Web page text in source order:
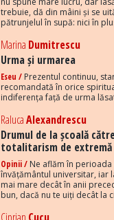
trebuie, dă din mâini și se
pătrunjelul în supă: nici în
Marina Dumitrescu
Urma și urmarea
Eseu / Prezentul continuu,
recomandată în orice
indiferența față de urma
RalucaAlexandrescu
Drumul de la școală
totalitarism de
Opinii / Ne aflăm în
învățământul universitar, iar
mai mare decât în anii
bun, dacă nu te uiți decât la
Ciprian Cucu